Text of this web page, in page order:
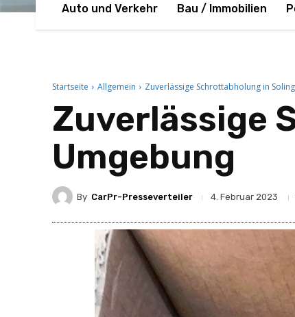
Auto und Verkehr Bau / Immobilien
Startseite Allgemein Zuverlässige Schrottabholung in
Zuverlässige
Umgebung
By CarPr-Presseverteiler 4. Februar 2023